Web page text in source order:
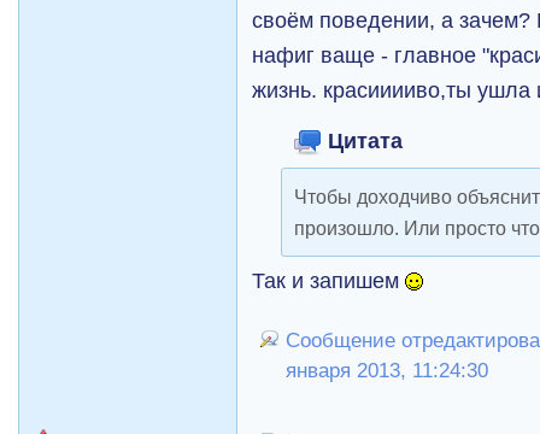
своём поведении, а
нафиг ваще - главное
жизнь. красииииво,ты ушла
Цитата
Чтобы доходчиво
произошло. Или просто
Так и запишем
Сообщение
января 2013, 11:24:30